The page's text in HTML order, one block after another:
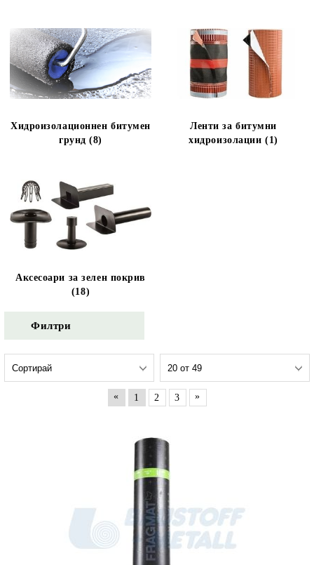
Хидроизолационнен битумен
грунд (8)
Ленти за битумни
хидроизолации (1)
Аксесоари за зелен покрив
(18)
Филтри
« 1 2 3 »